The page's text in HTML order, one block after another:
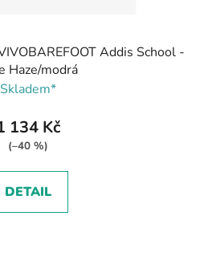
Addis School -
Haze/modrá
Skladem*
134 Kč
(–40 %)
DETAIL